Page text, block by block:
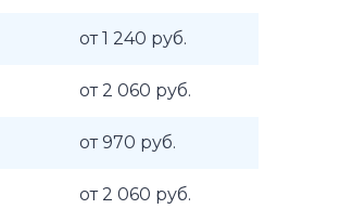
от 1 240 руб.
от 2 060 руб.
от 970 руб.
от 2 060 руб.